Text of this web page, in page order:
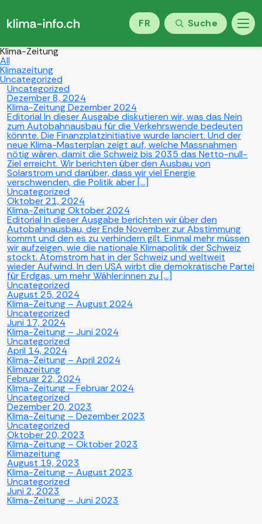
FR Suche
Klima-Zeitung
All
Klimazeitung
Uncategorized
Uncategorized
Dezember 8, 2024
Klima-Zeitung Dezember 2024
Editorial In dieser Ausgabe diskutieren wir, was das Nein
zum Autobahnausbau für die Verkehrswende bedeuten
könnte. Die Finanzplatzinitiative wurde lanciert. Und der
neue Klima-Masterplan zeigt auf, welche Massnahmen
nötig wären, damit die Schweiz bis 2035 das Netto-null-
Ziel erreicht. Wir berichten über den Ausbau von
Solarstrom und darüber, dass wir viel Energie
verschwenden, die Politik aber […]
Uncategorized
Oktober 21, 2024
Klima-Zeitung Oktober 2024
Editorial In dieser Ausgabe berichten wir über den
Autobahnausbau, der Ende November zur Abstimmung
kommt und den es zu verhindern gilt. Einmal mehr müssen
wir aufzeigen, wie die nationale Klimapolitik der Schweiz
stockt. Atomstrom hat in der Schweiz und weltweit
wieder Aufwind. In den USA wirbt die demokratische Partei
für Erdgas, um mehr Wähler:innen zu […]
Uncategorized
August 25, 2024
Klima-Zeitung – August 2024
Uncategorized
Juni 17, 2024
Klima-Zeitung – Juni 2024
Uncategorized
April 14, 2024
Klima-Zeitung – April 2024
Klimazeitung
Februar 22, 2024
Klima-Zeitung – Februar 2024
Uncategorized
Dezember 20, 2023
Klima-Zeitung – Dezember 2023
Uncategorized
Oktober 20, 2023
Klima-Zeitung – Oktober 2023
Klimazeitung
August 19, 2023
Klima-Zeitung – August 2023
Uncategorized
Juni 2, 2023
Klima-Zeitung – Juni 2023